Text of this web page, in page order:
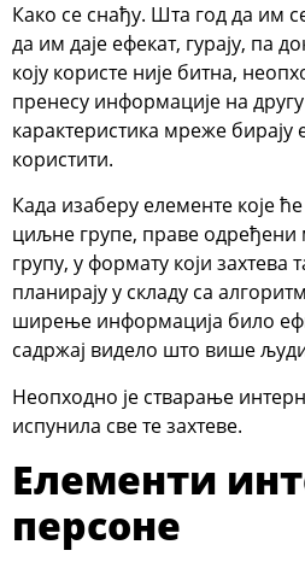
Како се снађу. Шта год да им
да им даје ефекат, гурају, па
коју користе није битна,
пренесу информације на
карактеристика мреже бирају
користити.
Када изаберу елементе које
циљне групе, праве одређени
групу, у формату који захтева
планирају у складу са
ширење информација било
садржај видело што више
Неопходно је стварање
испунила све те захтеве.
Елементи
персоне